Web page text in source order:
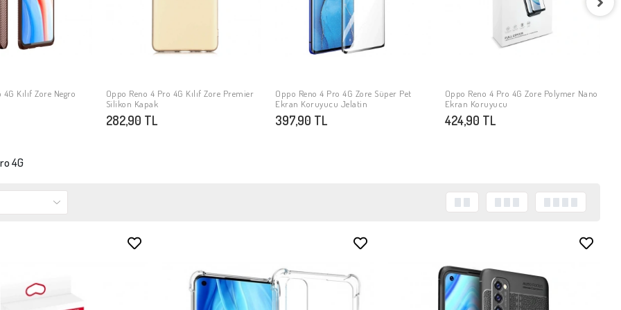
EKLE
Kılıf Zore Negro
SEPETE EKLE
Oppo Reno 4 Pro 4G Kılıf Zore Premier
Silikon Kapak
282,90 TL
SEPETE EKLE
Oppo Reno 4 Pro 4G Zore Süper Pet
Ekran Koruyucu Jelatin
397,90 TL
SEPETE EKLE
Oppo Reno 4 Pro 4G Zore Polymer Nano
Ekran Koruyucu
424,90 TL
4G